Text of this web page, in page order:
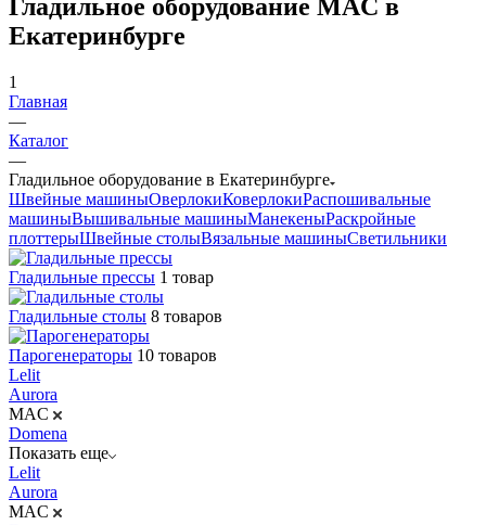
Гладильное оборудование MAC в
Екатеринбурге
1
Главная
—
Каталог
—
Гладильное оборудование в Екатеринбурге
Швейные машиныОверлокиКоверлокиРаспошивальные
машиныВышивальные машиныМанекеныРаскройные
плоттерыШвейные столыВязальные машиныСветильники
Гладильные прессы 1 товар
Гладильные столы 8 товаров
Парогенераторы 10 товаров
Lelit
Aurora
MAC
Domena
Показать еще
Lelit
Aurora
MAC